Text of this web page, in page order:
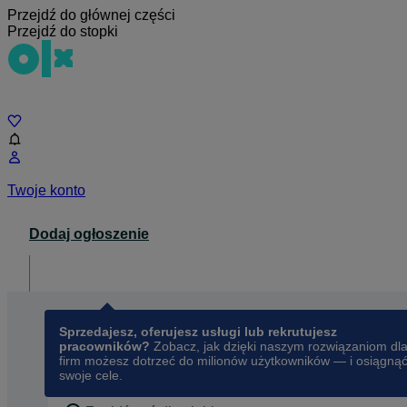
Przejdź do głównej części
Przejdź do stopki
Twoje konto
Dodaj ogłoszenie
Sprzedajesz, oferujesz usługi lub rekrutujesz
pracowników? Zobacz, jak dzięki naszym rozwiązaniom dla
firm możesz dotrzeć do milionów użytkowników — i osiągnąć
swoje cele.